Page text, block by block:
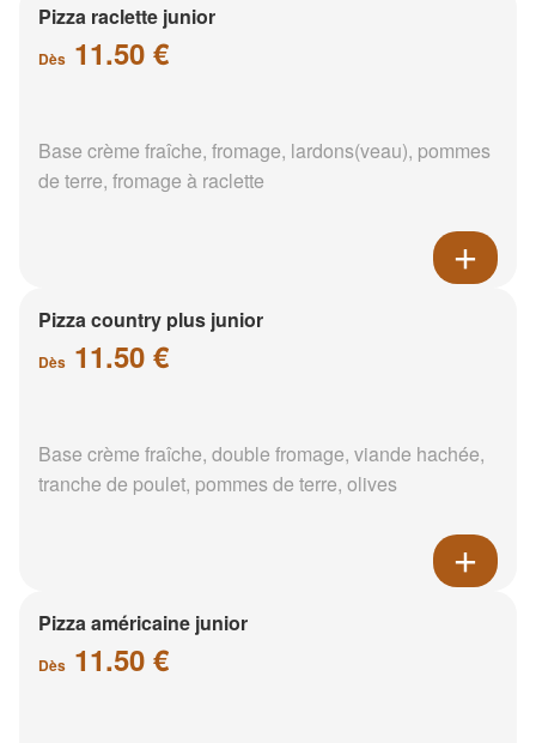
Pizza raclette junior
Dès 11.50 €
Base crème fraîche, fromage, lardons(veau), pommes
de terre, fromage à raclette
Pizza country plus junior
Dès 11.50 €
Base crème fraîche, double fromage, viande hachée,
tranche de poulet, pommes de terre, olives
Pizza américaine junior
Dès 11.50 €